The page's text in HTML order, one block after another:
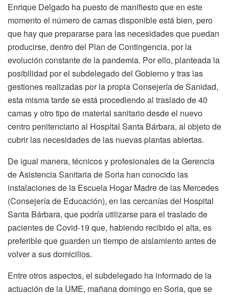
Enrique Delgado ha puesto de manifiesto que en este
momento el número de camas disponible está bien, pero
que hay que prepararse para las necesidades que puedan
producirse, dentro del Plan de Contingencia, por la
evolución constante de la pandemia. Por ello, planteada la
posibilidad por el subdelegado del Gobierno y tras las
gestiones realizadas por la propia Consejería de Sanidad,
esta misma tarde se está procediendo al traslado de 40
camas y otro tipo de material sanitario desde el nuevo
centro penitenciario al Hospital Santa Bárbara, al objeto de
cubrir las necesidades de las nuevas plantas abiertas.
De igual manera, técnicos y profesionales de la Gerencia
de Asistencia Sanitaria de Soria han conocido las
instalaciones de la Escuela Hogar Madre de las Mercedes
(Consejería de Educación), en las cercanías del Hospital
Santa Bárbara, que podría utilizarse para el traslado de
pacientes de Covid-19 que, habiendo recibido el alta, es
preferible que guarden un tiempo de aislamiento antes de
volver a sus domicilios.
Entre otros aspectos, el subdelegado ha informado de la
actuación de la UME, mañana domingo en Soria, que se